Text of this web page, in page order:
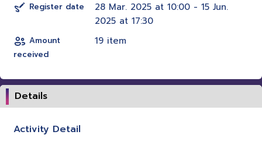
Register date
28 Mar. 2025 at 10:00 - 15 Jun.
2025 at 17:30
Amount
received
19 item
Details
Activity Detail